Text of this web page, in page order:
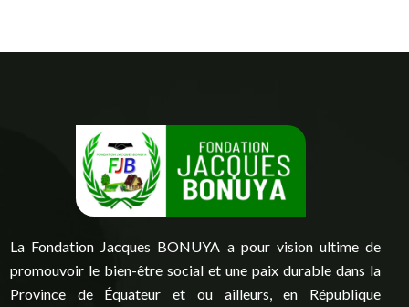
La Fondation Jacques BONUYA a pour vision ultime de
promouvoir le bien-être social et une paix durable dans la
Province de Équateur et ou ailleurs, en République